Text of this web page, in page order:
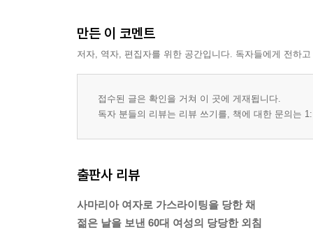
강도 만난 사람, 사마리아 사람 그리고 사회복지사
여그 여그 수놈들 좀 많이 보내 봐
아티스트 웨이, 나는 예술가
그 사람 다시는 우리 집에 못 오게 해!
하프 타임이 끝났다
살불살조, 화숙이는 복도 많지
만든 이 코멘트
저자, 역자, 편집자를 위한 공간입니다. 독자들에게 전하
접수된 글은 확인을 거쳐 이 곳에 게재됩니다.
독자 분들의 리뷰는 리뷰 쓰기를, 책에 대한 문의는
출판사 리뷰
사마리아 여자로 가스라이팅을 당한 채
젊은 날을 보낸 60대 여성의 당당한 외침